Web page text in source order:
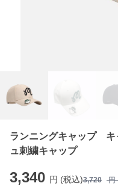
ランニングキャップ キ
ュ刺繍キャップ
3,340 円 (税込)3,720 円